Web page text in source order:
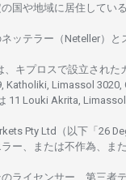
国や地域に 居住している
ネッテラー （Neteller）と
キプロスで設立さ れた
Katholiki, Limassol 3020,
11 Louki Akrita, Limassol
Pty Ltd（以下「26
ー、
または不作為、 ま
ライセンサー、 第三者